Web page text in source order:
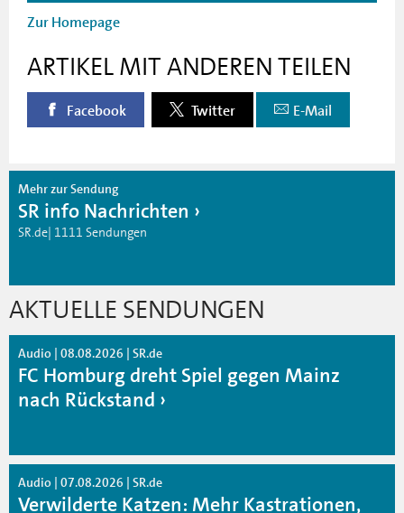
Zur Homepage
ARTIKEL MIT ANDEREN TEILEN
Facebook Twitter E-Mail
Mehr zur Sendung
SR info Nachrichten
SR.de| 1111 Sendungen
AKTUELLE SENDUNGEN
Audio | 08.08.2026 | SR.de
FC Homburg dreht Spiel gegen Mainz
nach Rückstand
Audio | 07.08.2026 | SR.de
Verwilderte Katzen: Mehr Kastrationen,